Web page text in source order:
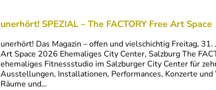
unerhört! SPEZIAL – The FACTORY Free Art Space
unerhört! Das Magazin – offen und vielschichtig Freitag,
Art Space 2026 Ehemaliges City Center, Salzburg The
ehemaliges Fitnessstudio im Salzburger City Center für
Ausstellungen, Installationen, Performances, Konzerte
Räume und…